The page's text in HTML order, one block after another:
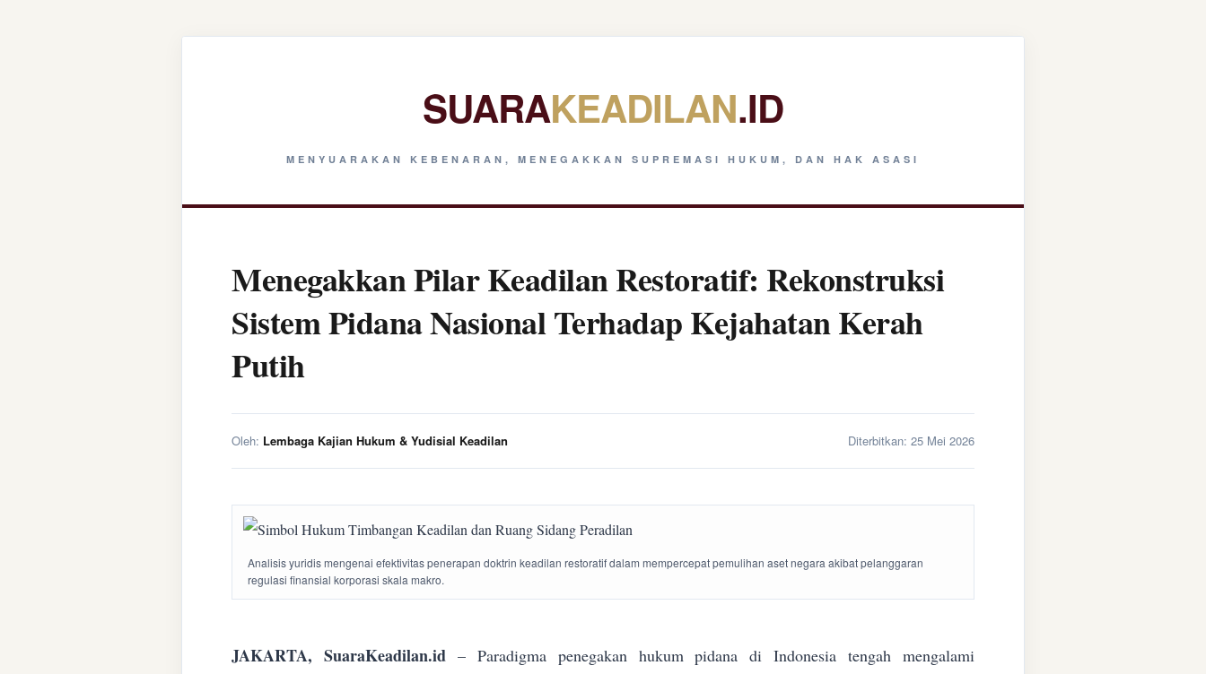
SUARAKEADILAN.ID
MENYUARAKAN KEBENARAN, MENEGAKKAN SUPREMASI HUKUM, DAN HAK ASASI
Menegakkan Pilar Keadilan Restoratif: Rekonstruksi
Sistem Pidana Nasional Terhadap Kejahatan Kerah
Putih
Oleh: Lembaga Kajian Hukum & Yudisial Keadilan Diterbitkan: 25 Mei 2026
Analisis yuridis mengenai efektivitas penerapan doktrin keadilan restoratif dalam mempercepat pemulihan aset negara akibat pelanggaran
regulasi finansial korporasi skala makro.
JAKARTA, SuaraKeadilan.id– Paradigma penegakan hukum pidana di Indonesia tengah mengalami